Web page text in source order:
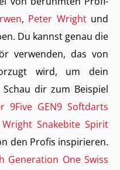
, Peter Wrightund
Du kannst genau die
verwenden, das von
wird, um dein
dir zum Beispiel
9Five GEN9 Softdarts
Snakebite Spirit
den Profis inspirieren.
Generation One Swiss